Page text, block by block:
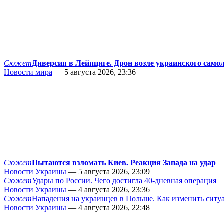
СюжетДиверсия в Лейпциге. Дрон возле украинского
Новости мира — 5 августа 2026, 23:36
СюжетПытаются взломать Киев. Реакция Запада на удар
Новости Украины — 5 августа 2026, 23:09
СюжетУдары по России. Чего достигла 40-дневная операция
Новости Украины — 4 августа 2026, 23:36
СюжетНападения на украинцев в Польше. Как изменить
Новости Украины — 4 августа 2026, 22:48